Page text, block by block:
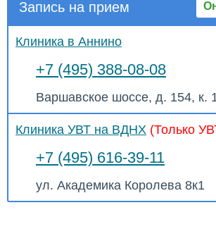
Запись на прием
Клиника в Аннино
+7 (495) 388-08-08
Варшавское шоссе, д. 154, к.
Клиника УВТ на ВДНХ (Только
+7 (495) 616-39-11
ул. Академика Королева 8к1